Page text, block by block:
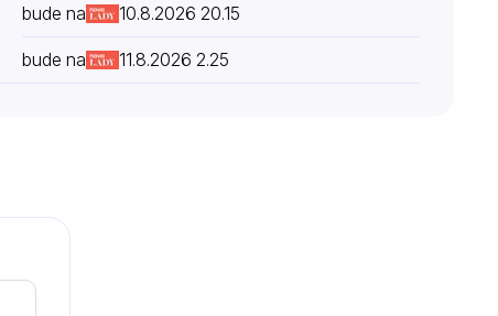
bude na 10.8.2026 20.15
bude na 11.8.2026 2.25